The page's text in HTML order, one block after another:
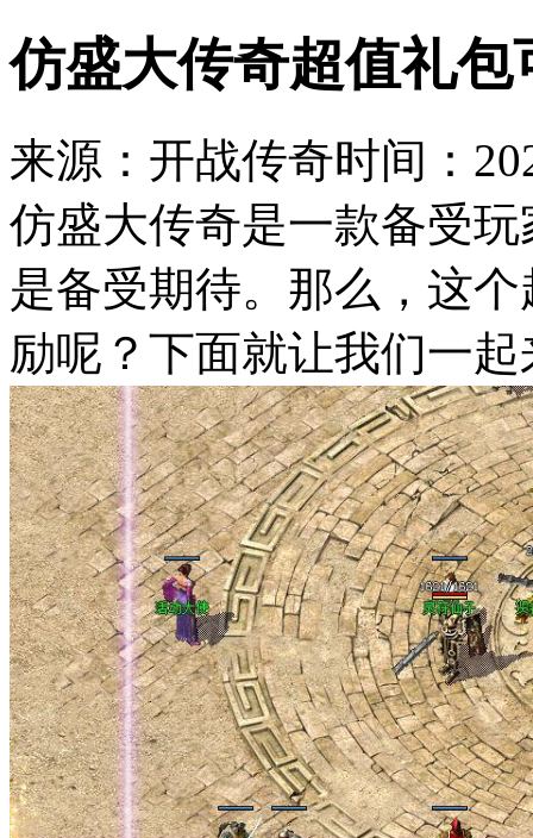
仿盛大传奇超值礼
来源：开战传奇时间：
仿盛大传奇是一款备受
是备受期待。那么，这
励呢？下面就让我们一